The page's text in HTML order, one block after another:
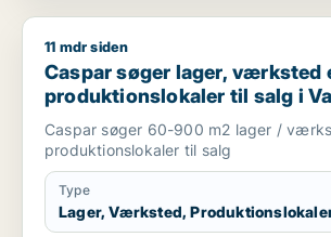
Caspar søger lager, værksted eller
11 mdr siden
Caspar søger lager, værksted
produktionslokaler til salg i
Glostrup eller Brøndby m.fl.
Caspar søger 60-900 m2 lager /
produktionslokaler til salg
Type
Lager, Værksted,